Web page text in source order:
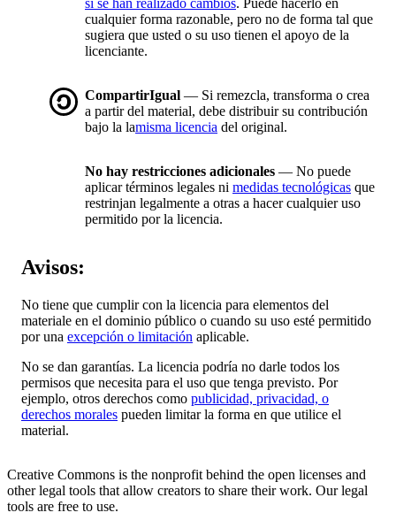
si se han realizado cambios. Puede hacerlo en
cualquier forma razonable, pero no de forma tal que
sugiera que usted o su uso tienen el apoyo de la
licenciante.
CompartirIgual — Si remezcla, transforma o crea
a partir del material, debe distribuir su contribución
bajo la lamisma licencia del original.
No hay restricciones adicionales — No puede
aplicar términos legales ni medidas tecnológicas que
restrinjan legalmente a otras a hacer cualquier uso
permitido por la licencia.
Avisos:
No tiene que cumplir con la licencia para elementos del
materiale en el dominio público o cuando su uso esté permitido
por una excepción o limitación aplicable.
No se dan garantías. La licencia podría no darle todos los
permisos que necesita para el uso que tenga previsto. Por
ejemplo, otros derechos como publicidad, privacidad, o
derechos morales pueden limitar la forma en que utilice el
material.
Creative Commons is the nonprofit behind the open licenses and
other legal tools that allow creators to share their work. Our legal
tools are free to use.